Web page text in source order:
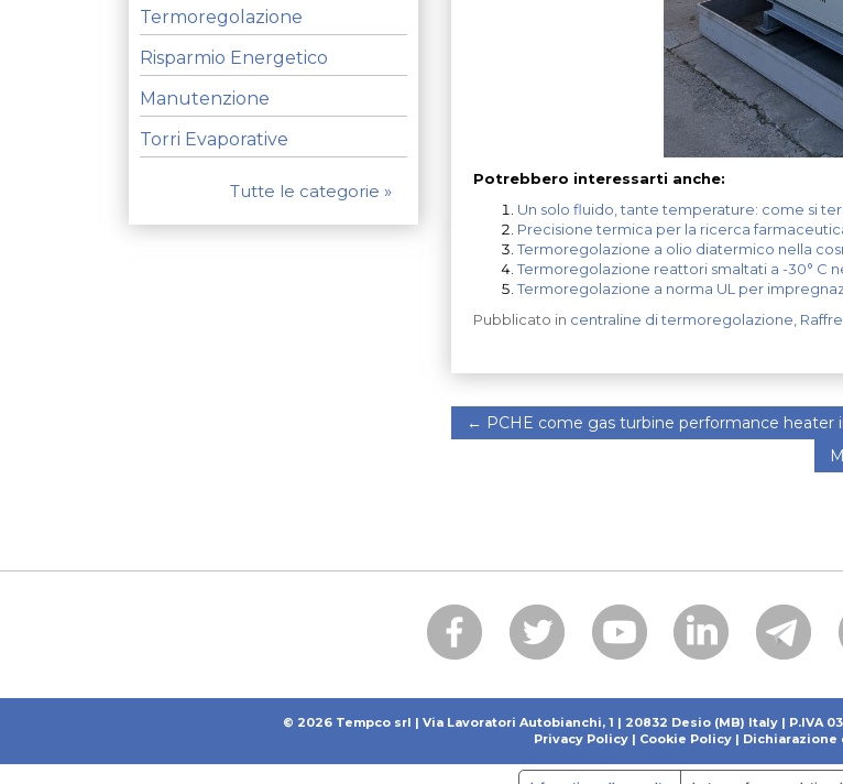
Potrebbero interessarti anche:
Un solo fluido, tante temperature: come si
Precisione termica per la ricerca
Termoregolazione a olio diatermico nella
Termoregolazione reattori smaltati a -30° C
Termoregolazione a norma UL per
Pubblicato in centraline di termoregolazione,
← PCHE come gas turbine performance heater
Termoregolazione
Risparmio Energetico
Manutenzione
Torri Evaporative
Tutte le categorie »
© 2026 Tempco srl | Via Lavoratori Autobianchi, 1 | 20832 Desio (MB) Italy | P.IVA
Privacy Policy | Cookie Policy |